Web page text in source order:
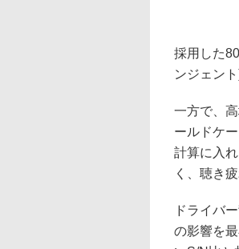
採用した
ンジェン
一方で、
ールドケ
計算に入
く、聴き
ドライバ
の影響を